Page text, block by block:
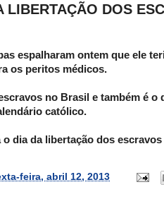
DOS
espalharam ontem que ele
os peritos médicos.
no Brasil e também é o
católico.
o dia da libertação dos
feira, abril 12, 2013